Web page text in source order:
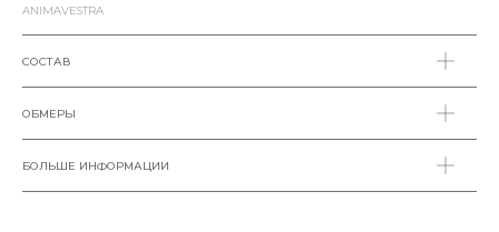
ANIMAVESTRA
СОСТАВ
ОБМЕРЫ
БОЛЬШЕ ИНФОРМАЦИИ